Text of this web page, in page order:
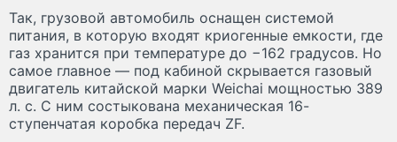
Так, грузовой автомобиль оснащен системой
питания, в которую входят криогенные емкости, где
газ хранится при температуре до −162 градусов. Но
самое главное — под кабиной скрывается газовый
двигатель китайской марки Weichai мощностью 389
л. с. С ним состыкована механическая 16-
ступенчатая коробка передач ZF.